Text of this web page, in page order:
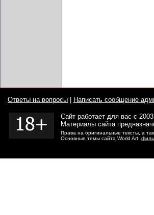
Ответы на вопросы Написать сообщение
Сайт работает для вас с
Материалы сайта
Права на оригинальные тексты, а
Основные темы сайта World Art: